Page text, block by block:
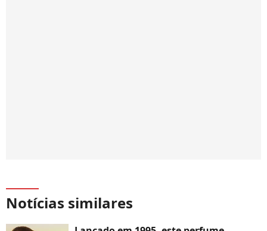
Notícias similares